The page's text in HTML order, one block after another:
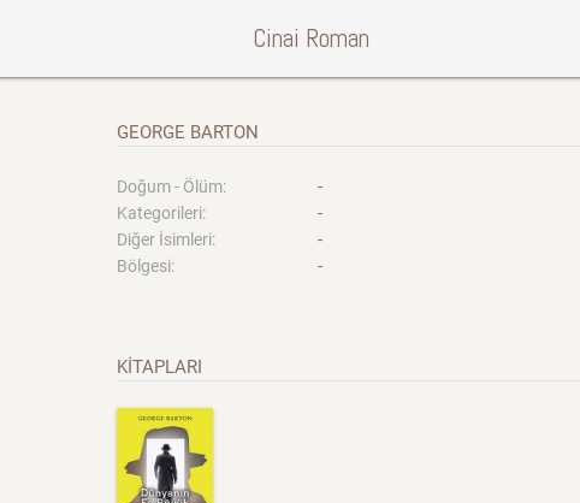
Cinai Roman
GEORGE BARTON
Doğum - Ölüm: -
Kategorileri: -
Diğer İsimleri: -
Bölgesi: -
KİTAPLARI